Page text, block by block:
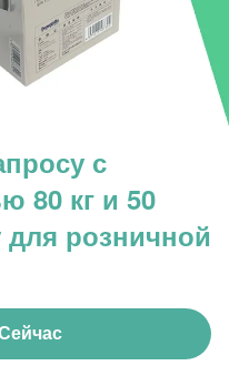
с
80 кг и 50
розничной